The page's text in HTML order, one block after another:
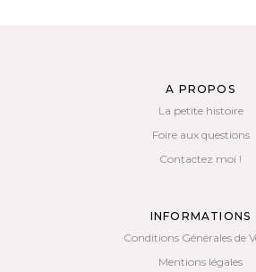
A PROPOS
La petite histoire
Foire aux questions
Contactez moi !
INFORMATIONS
Conditions Générales de
Mentions légales